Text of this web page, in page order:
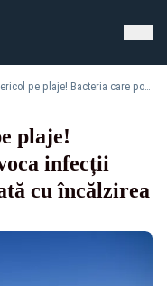
Atenție turiști: pericol pe plaje! Bacteria care poate provoca infecții grave se răspândește odată cu încălzirea apelor
plaje!
infecții
cu încălzirea